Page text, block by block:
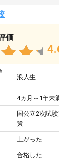
価
浪人生
4ヵ月～1年未
国公立2次試
策
上がった
合格した